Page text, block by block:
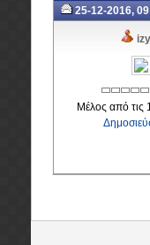
25-12-2016,
Μέλος από τις